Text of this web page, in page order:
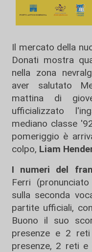
Il mercato della
Donati mostra
nella zona
aver salutato
mattina di
ufficializzato
mediano classe
pomeriggio è
colpo, Liam
I numeri del
Ferri
sulla seconda
partite ufficiali,
Buono il suo
presenze e 2 reti
presenze, 2 reti e